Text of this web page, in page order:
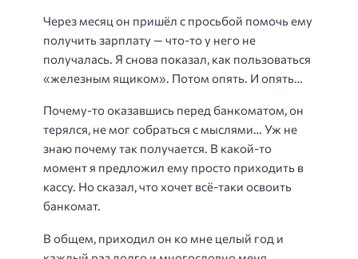
Через месяц он пришёл с просьбой помочь ему
получить зарплату — что-то у него не
получалась. Я снова показал, как пользоваться
«железным ящиком». Потом опять. И опять…
Почему-то оказавшись перед банкоматом, он
терялся, не мог собраться с мыслями… Уж не
знаю почему так получается. В какой-то
момент я предложил ему просто приходить в
кассу. Но сказал, что хочет всё-таки освоить
банкомат.
В общем, приходил он ко мне целый год и